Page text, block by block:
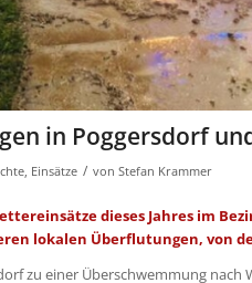
in Poggersdorf
Einsätze / von Stefan Krammer
dieses Jahres im
lokalen Überflutungen, von
zu einer Überschwemmung